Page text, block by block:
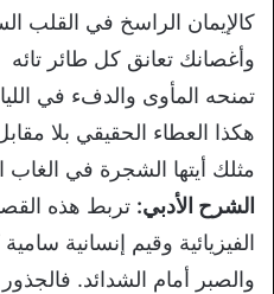
كالإيمان الراسخ في القلب
وأغصانك تعانق كل طائر تائه
تمنحه المأوى والدفء في
هكذا العطاء الحقيقي بلا
مثلك أيتها الشجرة في الغاب
الشرح الأدبي: تربط هذه
الفيزيائية وقيم إنسانية سامية
والصبر أمام الشدائد.